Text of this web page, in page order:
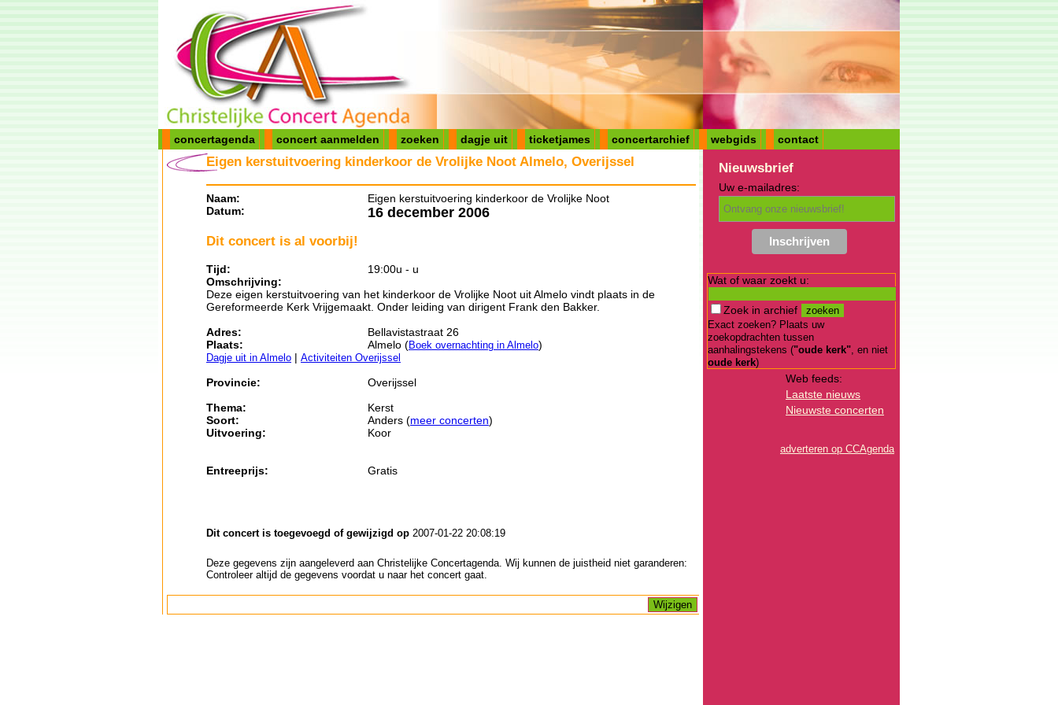
concertagenda concert aanmelden zoeken dagje uit ticketjames concertarchief webgids contact
Eigen kerstuitvoering kinderkoor de Vrolijke Noot Almelo, Overijssel
Naam:
Eigen kerstuitvoering kinderkoor de Vrolijke Noot
Datum:
16 december 2006
Dit concert is al voorbij!
Tijd:
19:00u - u
Omschrijving:
Deze eigen kerstuitvoering van het kinderkoor de Vrolijke Noot uit Almelo vindt plaats in de
Gereformeerde Kerk Vrijgemaakt. Onder leiding van dirigent Frank den Bakker.
Adres:
Bellavistastraat 26
Plaats:
Almelo (Boek overnachting in Almelo)
Dagje uit in Almelo | Activiteiten Overijssel
Provincie:
Overijssel
Thema:
Kerst
Soort:
Anders (meer concerten)
Uitvoering:
Koor
Entreeprijs: Gratis
Dit concert is toegevoegd of gewijzigd op 2007-01-22 20:08:19
Deze gegevens zijn aangeleverd aan Christelijke Concertagenda. Wij kunnen de juistheid niet garanderen:
Controleer altijd de gegevens voordat u naar het concert gaat.
Nieuwsbrief
Uw e-mailadres:
Wat of waar zoekt u:
Zoek in archief
Exact zoeken? Plaats uw
zoekopdrachten tussen
aanhalingstekens ("oude kerk", en niet
oude kerk)
Web feeds:
Laatste nieuws
Nieuwste concerten
adverteren op CCAgenda